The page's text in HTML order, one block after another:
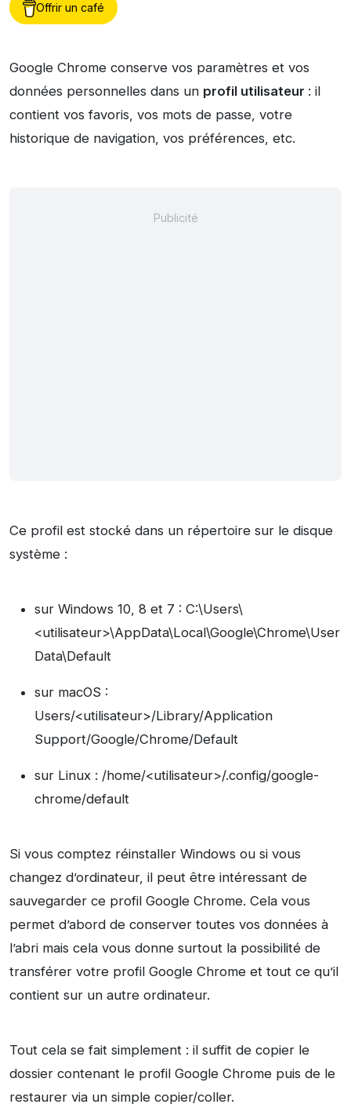
Offrir un café
Google Chrome conserve vos paramètres et vos
données personnelles dans un profil utilisateur : il
contient vos favoris, vos mots de passe, votre
historique de navigation, vos préférences, etc.
Ce profil est stocké dans un répertoire sur le disque
système :
sur Windows 10, 8 et 7 : C:\Users\
<utilisateur>\AppData\Local\Google\Chrome\User
Data\Default
sur macOS :
Users/<utilisateur>/Library/Application
Support/Google/Chrome/Default
sur Linux : /home/<utilisateur>/.config/google-
chrome/default
Si vous comptez réinstaller Windows ou si vous
changez d’ordinateur, il peut être intéressant de
sauvegarder ce profil Google Chrome. Cela vous
permet d’abord de conserver toutes vos données à
l’abri mais cela vous donne surtout la possibilité de
transférer votre profil Google Chrome et tout ce qu’il
contient sur un autre ordinateur.
Tout cela se fait simplement : il suffit de copier le
dossier contenant le profil Google Chrome puis de le
restaurer via un simple copier/coller.